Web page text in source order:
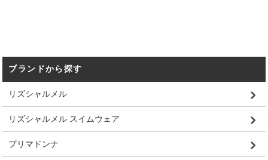
ブランドから探す
リズシャルメル
リズシャルメル スイムウェア
プリマドンナ